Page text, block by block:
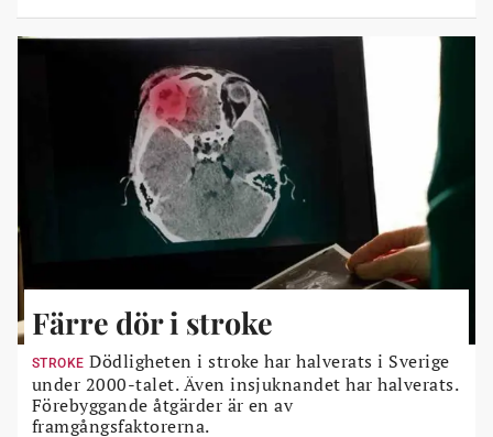
Färre dör i stroke
STROKE Dödligheten i stroke har halverats i Sverige
under 2000-talet. Även insjuknandet har halverats.
Förebyggande åtgärder är en av
framgångsfaktorerna.